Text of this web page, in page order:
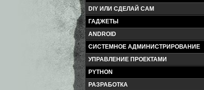
DIY ИЛИ СДЕЛАЙ САМ
ГАДЖЕТЫ
ANDROID
СИСТЕМНОЕ АДМИНИСТРИРОВАНИЕ
УПРАВЛЕНИЕ ПРОЕКТАМИ
PYTHON
РАЗРАБОТКА